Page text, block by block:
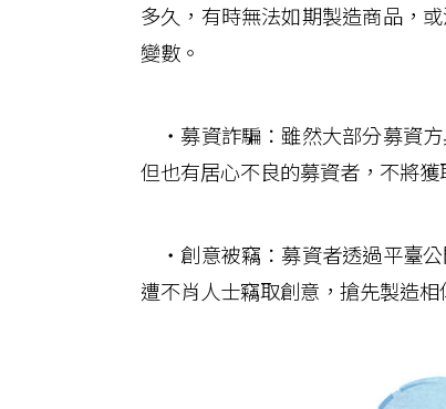
多久，有時無法如期製造商品，
變數。
‧募資詐騙：雖然大部分募資方
但也有居心不良的募資者，不將
‧創意被竊：募資者透過平臺公
遭不肖人士竊取創意，搶先製造